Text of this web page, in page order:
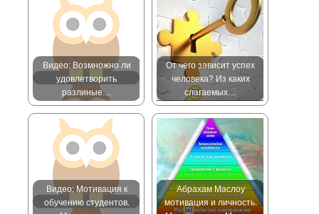
Видео: Возмножно ли
удовлетворить
разлиные…
От чего зависит успех
человека? Из каких
слагаемых…
Видео: Мотивация к
обучению студентов.
Абрахам Маслоу
мотивация и личность.